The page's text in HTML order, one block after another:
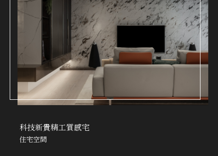
科技新貴精工質感宅
住宅空間